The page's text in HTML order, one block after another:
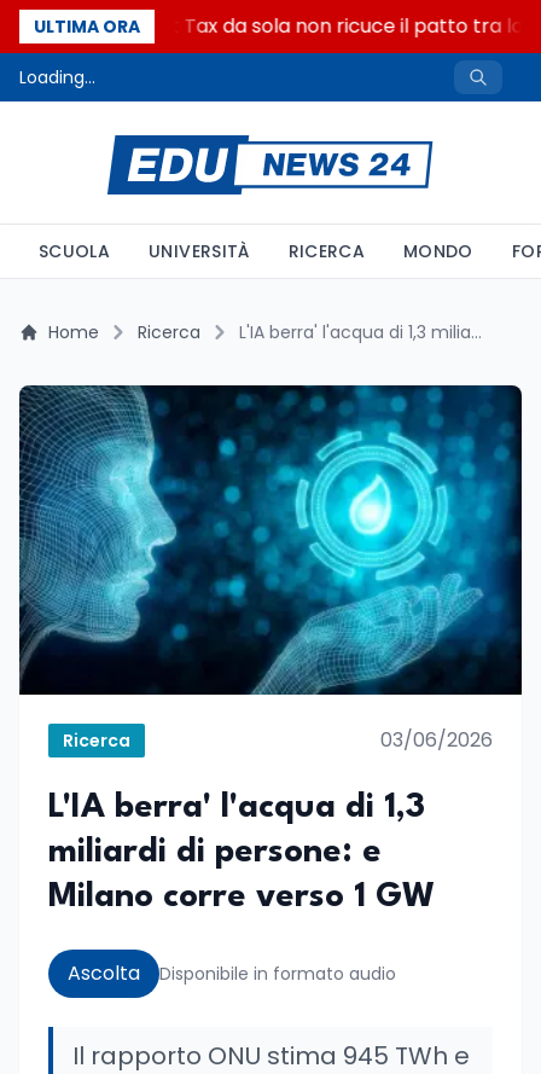
ULTIMA ORA
Perche la Start Tax da sola non ricuce il patto tra
Loading...
SCUOLA UNIVERSITÀ RICERCA MONDO
Home Ricerca L'IA berra' l'acqua di 1,3 miliardi di persone: e Milano corre verso 1 GW
Ricerca 03/06/2026
L'IA berra' l'acqua di 1,3
miliardi di persone: e
Milano corre verso 1 GW
Ascolta Disponibile in formato audio
Il rapporto ONU stima 945 TWh e